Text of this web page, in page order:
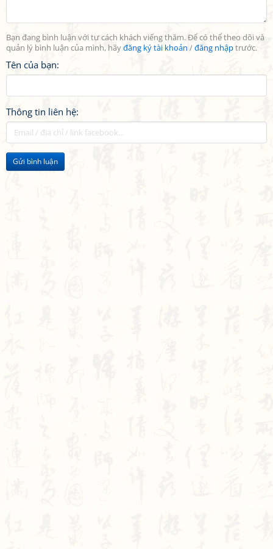
Bạn đang bình luận với tư cách khách viếng thăm. Để có thể theo dõi và
quản lý bình luận của mình, hãyđăng ký tài khoản /đăng nhậptrước.
Tên của bạn:
Thông tin liên hệ:
Gửi bình luận